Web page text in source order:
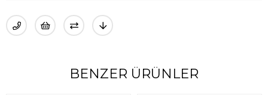
BENZER ÜRÜNLER